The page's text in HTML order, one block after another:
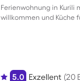
Ferienwohnung in Kurili
willkommen und Küche
5.0 Exzellent (20